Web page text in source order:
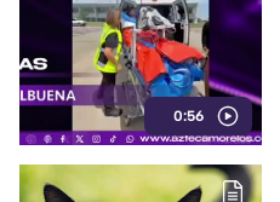
0:56